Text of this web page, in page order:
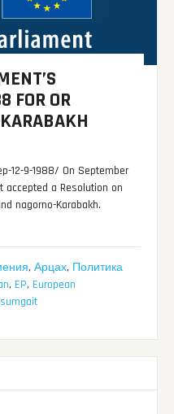
FOR OR
12-9-1988/ On September
accepted a Resolution on
nagorno-Karabakh.
,Арцах, Политика
, EP, European
sumgait